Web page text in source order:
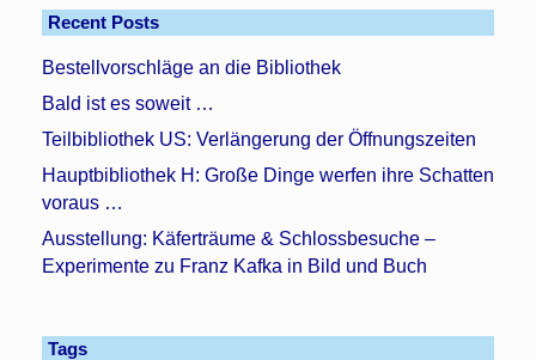
Recent Posts
Bestellvorschläge an die Bibliothek
Bald ist es soweit …
Teilbibliothek US: Verlängerung der Öffnungszeiten
Hauptbibliothek H: Große Dinge werfen ihre Schatten
voraus …
Ausstellung: Käferträume & Schlossbesuche –
Experimente zu Franz Kafka in Bild und Buch
Tags